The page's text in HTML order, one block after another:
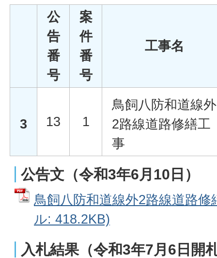
公
告
番
号
案
件
番
号
工事名
3 13 1
鳥飼八防和道線外
2路線道路修繕工
事
公告文（令和3年6月10日）
鳥飼八防和道線外2路線道路
ル: 418.2KB)
入札結果（令和3年7月6日開